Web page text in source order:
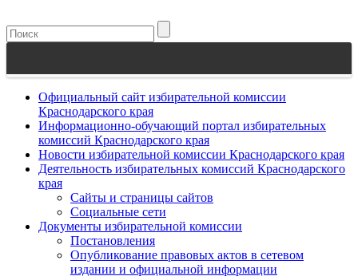
Официальный сайт избирательной комиссии
Краснодарского края
Информационно-обучающий портал избирательных
комиссий Краснодарского края
Новости избирательной комиссии Краснодарского края
Деятельность избирательных комиссий Краснодарского
края
Сайты и страницы сайтов
Социальные сети
Документы избирательной комиссии
Постановления
Опубликование правовых актов в сетевом
издании и официальной информации